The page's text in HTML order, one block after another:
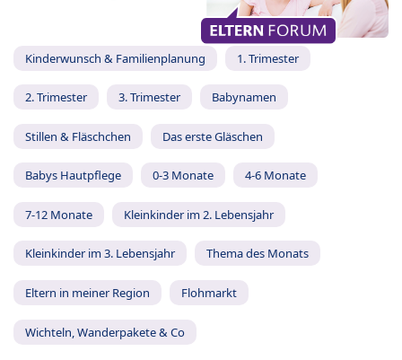
Kinderwunsch & Familienplanung 1. Trimester
2. Trimester 3. Trimester Babynamen
Stillen & Fläschchen Das erste Gläschen
Babys Hautpflege 0-3 Monate 4-6 Monate
7-12 Monate Kleinkinder im 2. Lebensjahr
Kleinkinder im 3. Lebensjahr Thema des Monats
Eltern in meiner Region Flohmarkt
Wichteln, Wanderpakete & Co